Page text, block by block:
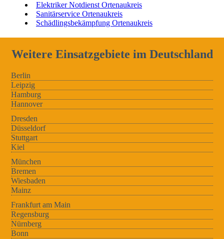
Elektriker Notdienst Ortenaukreis
Sanitärservice Ortenaukreis
Schädlingsbekämpfung Ortenaukreis
Weitere Einsatzgebiete im Deutschland
Berlin
Leipzig
Hamburg
Hannover
Dresden
Düsseldorf
Stuttgart
Kiel
München
Bremen
Wiesbaden
Mainz
Frankfurt am Main
Regensburg
Nürnberg
Bonn